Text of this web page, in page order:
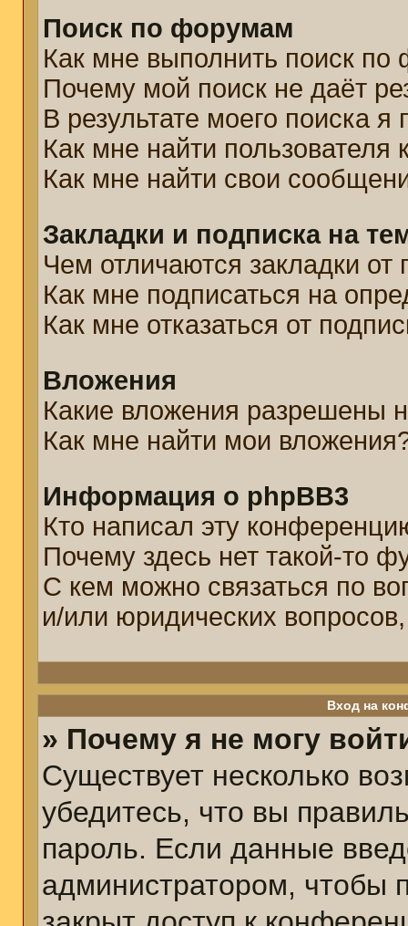
Поиск по форумам
Как мне выполнить поиск
Почему мой поиск не даёт
В результате моего поиска
Как мне найти пользователя
Как мне найти свои
Закладки и подписка на
Чем отличаются закладки от
Как мне подписаться на
Как мне отказаться от
Вложения
Какие вложения разрешены
Как мне найти мои
Информация о phpBB3
Кто написал эту
Почему здесь нет такой-то
С кем можно связаться по
и/или юридических
Вход на
» Почему я не могу
Существует несколько
убедитесь, что вы
пароль. Если данные
администратором, чтобы